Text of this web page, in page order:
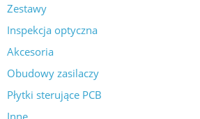
Zestawy
Inspekcja optyczna
Akcesoria
Obudowy zasilaczy
Płytki sterujące PCB
Inne